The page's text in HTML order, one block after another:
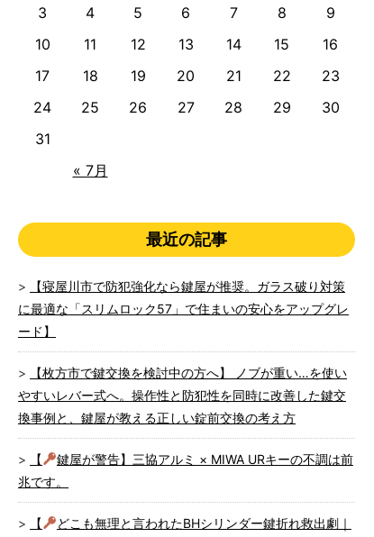
« 7月
3
4 5 6 7 8
9
10
11 12 13 14 15
16
17
18 19 20 21 22
23
24
25 26 27 28 29
30
31
最近の記事
【寝屋川市で防犯強化なら鍵屋が推奨。ガラス破り対策
に最適な「スリムロック57」で住まいの安心をアップグレ
ード】
【枚方市で鍵交換を検討中の方へ】 ノブが重い…を使い
やすいレバー式へ。操作性と防犯性を同時に改善した鍵交
換事例と、鍵屋が教える正しい錠前交換の考え方
【
鍵屋が警告】三協アルミ × MIWA URキーの不調は前
兆です。
【
どこも無理と言われたBHシリンダー鍵折れ救出劇｜